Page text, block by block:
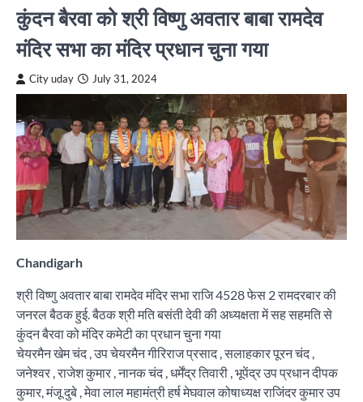
कुंदन बैरवा को श्री विष्णु अवतार बाबा रामदेव
मंदिर सभा का मंदिर प्रधान चुना गया
City uday July 31, 2024
Chandigarh
श्री विष्णु अवतार बाबा रामदेव मंदिर सभा राजि 4528 फेस 2 रामदरबार की
जनरल बैठक हुई. बैठक श्री मति बसंती देवी की अध्यक्षता में सह सहमति से
कुंदन बैरवा को मंदिर कमेटी का प्रधान चुना गया
चेयरमैन खेम चंद , उप चेयरमैन गीरिराज प्रसाद , सलाहकार पूरन चंद ,
जनेश्वर , राजेश कुमार , नानक चंद , धर्मेंद्र तिवारी , भूपेंद्र उप प्रधान दीपक
कुमार, मंजू दुबे , मेवा लाल महामंत्री हर्ष मेघवाल कोषाध्यक्ष राजिंदर कुमार उप